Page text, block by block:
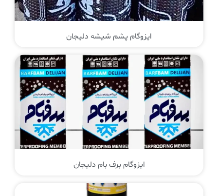
ایزوگام پشم شیشه دلیجان
ایزوگام برف بام دلیجان